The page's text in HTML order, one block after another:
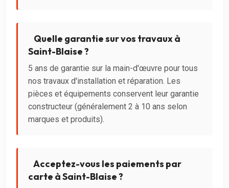
Quelle garantie sur vos travaux à
Saint-Blaise ?
5 ans de garantie sur la main-d'œuvre pour tous
nos travaux d'installation et réparation. Les
pièces et équipements conservent leur garantie
constructeur (généralement 2 à 10 ans selon
marques et produits).
Acceptez-vous les paiements par
carte à Saint-Blaise ?